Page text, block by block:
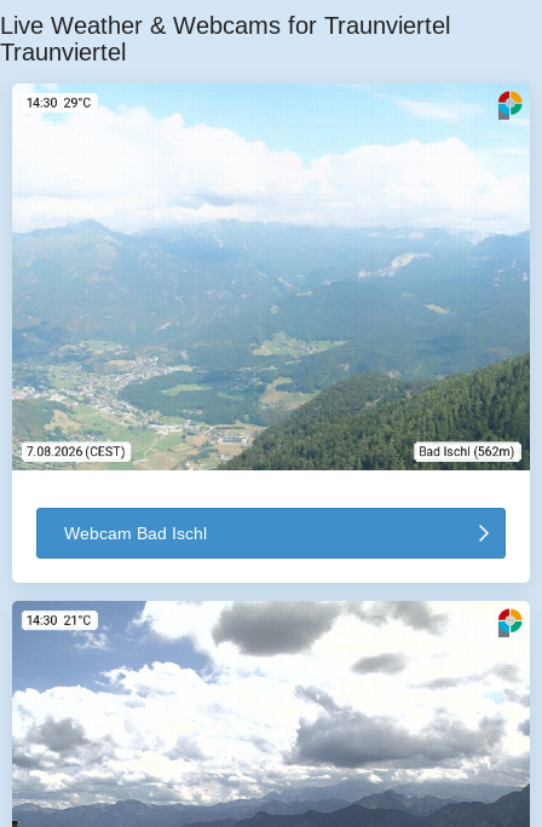
Live Weather & Webcams for Traunviertel
Traunviertel
Webcam Bad Ischl